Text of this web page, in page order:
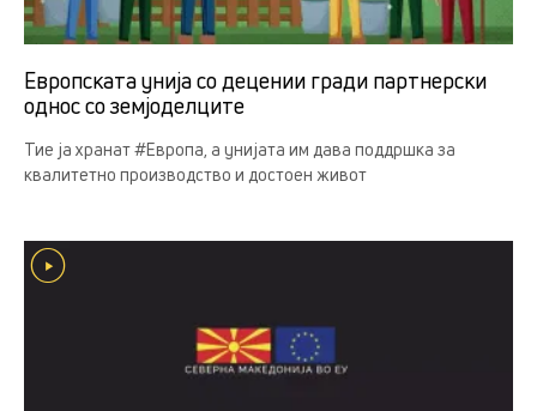
Европската унија со децении гради партнерски
однос со земјоделцитe
Тие ја хранат #Европа, а унијата им дава поддршка за
квалитетно производство и достоен живот